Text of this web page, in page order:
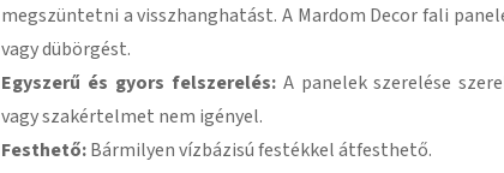
megszüntetni a visszhanghatást. A Mardom Decor fali
vagy dübörgést.
Egyszerű és gyors felszerelés:A panelek szerelése
vagy szakértelmet nem igényel.
Festhető:Bármilyen vízbázisú festékkel átfesthető.